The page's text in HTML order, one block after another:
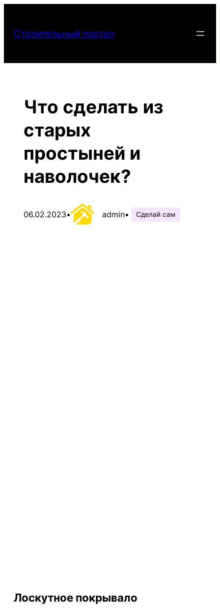
содержимому
Строительный портал
Что сделать из
старых
простыней и
наволочек?
06.02.2023• admin• Сделай сам
Лоскутное покрывало